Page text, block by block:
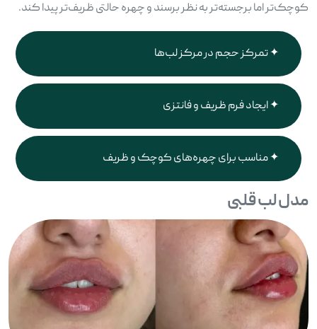
کوچک‌تر اما برجسته‌تر به نظر برسند و چهره حالتی ظریف‌تر پیدا کند.
تمرکز حجم در مرکز لب‌ها
ایجاد فرم ظریف و فانتزی
مناسب برای چهره‌های کوچک و ظریف
مدل لب قلبی